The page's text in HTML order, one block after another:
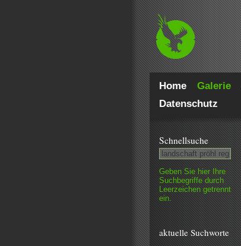
Home Galerie
Datenschutz
Schnell­suche
Geben Sie hier Ihre
Such­begriffe durch
Leer­zeichen getrennt
ein.
aktuelle Suchworte